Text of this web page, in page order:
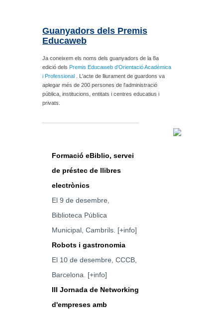
Guanyadors dels Premis
Educaweb
Ja coneixem els noms dels guanyadors de la 8a
edició dels Premis Educaweb d'Orientació Acadèmica
i Professional
. L'acte de lliurament de guardons va
aplegar més de 200 persones de l'administració
pública, institucions, entitats i centres educatius i
privats.
Formació eBiblio, servei
de préstec de llibres
electrònics
El 9 de desembre,
Biblioteca Pública
Municipal, Cambrils. [+info]
Robots i gastronomia
El 10 de desembre, CCCB,
Barcelona. [+info]
III Jornada de Networking
d'empreses amb